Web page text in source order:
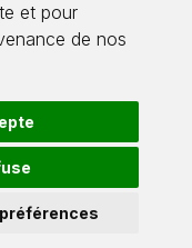
et pour
de nos